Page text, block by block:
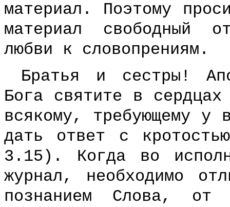
материал. Поэтому
материал свободный
любви к словопрениям.
Братья и сестры!
Бога святите в
всякому, требующему у
дать ответ с
3.15). Когда во
журнал, необходимо
познанием Слова, от